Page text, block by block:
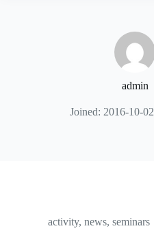
admin
Joined: 2016-10-02
activity, news, seminars